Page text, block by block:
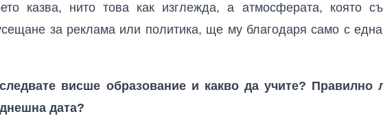
казва, нито това как изглежда, а атмосферата, която
за реклама или политика, ще му благодаря само с
висше образование и какво да учите? Правилно
дата?